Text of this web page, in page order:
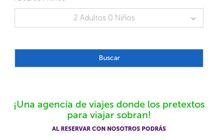
2 Adultos 0 Niños
Buscar
¡Una agencia de viajes donde los pretextos
para viajar sobran!
AL RESERVAR CON NOSOTROS PODRÁS